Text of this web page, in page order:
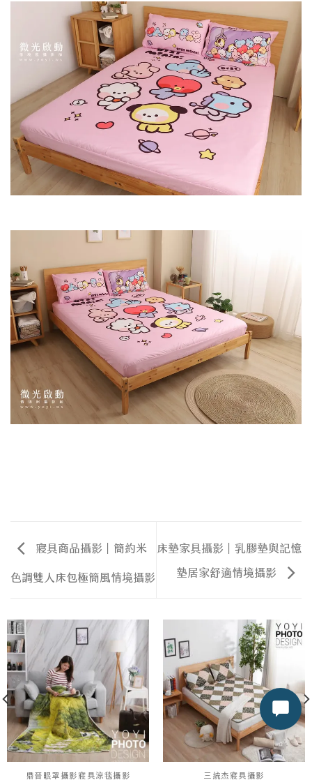
寢具商品攝影｜簡約米
色調雙人床包極簡風情境攝影
床墊家具攝影｜乳膠墊與記憶
墊居家舒適情境攝影
鼎晉眼罩攝影寢具涼毯攝影 三統杰寢具攝影